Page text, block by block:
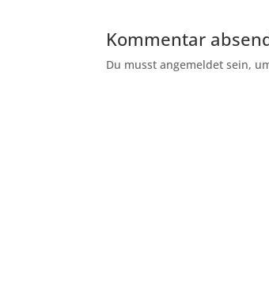
Kommentar
Du musst angemeldet sein,